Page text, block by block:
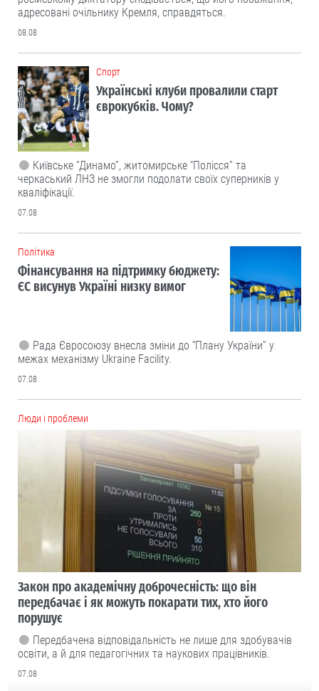
адресовані очільнику Кремля, справдяться.
08.08
Cпорт
Українські клуби провалили старт
єврокубків. Чому?
Київське “Динамо”, житомирське “Полісся” та
черкаський ЛНЗ не змогли подолати своїх суперників у
кваліфікації.
07.08
Політика
Фінансування на підтримку бюджету:
ЄС висунув Україні низку вимог
Рада Євросоюзу внесла зміни до “Плану України” у
межах механізму Ukraine Facility.
07.08
Люди і проблеми
Закон про академічну доброчесність: що він
передбачає і як можуть покарати тих, хто його
порушує
Передбачена відповідальність не лише для здобувачів
освіти, а й для педагогічних та наукових працівників.
07.08